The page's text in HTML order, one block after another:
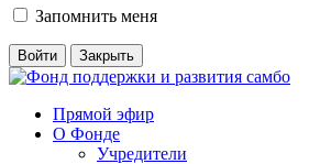
Запомнить меня
Прямой эфир
О Фонде
Учредители